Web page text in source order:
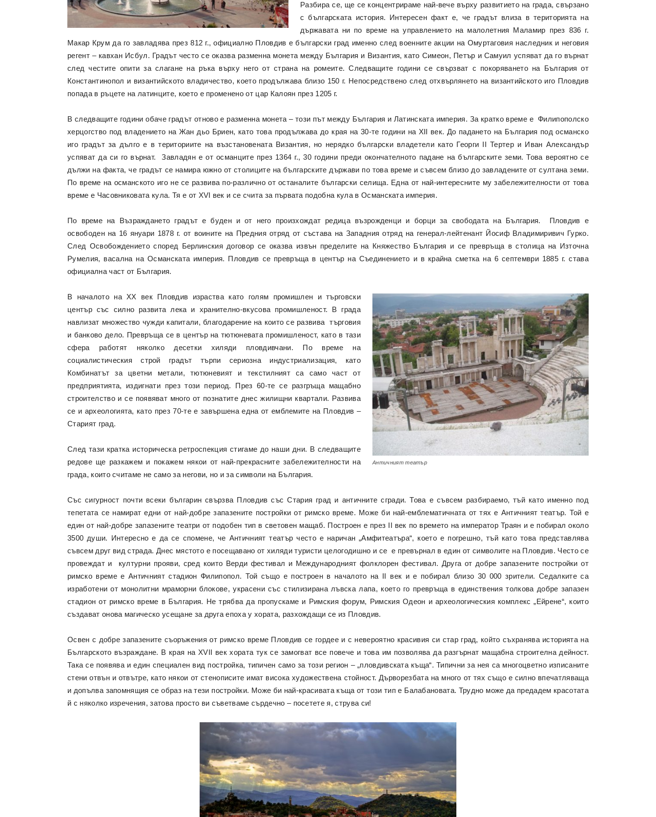
Разбира се, ще се концентрираме най-вече върху развитието на града, свързано
с българската история. Интересен факт е, че градът влиза в територията на
държавата ни по време на управлението на малолетния Маламир през 836 г.
Макар Крум да го завладява през 812 г., официално Пловдив е български град именно след военните акции на Омуртаговия наследник и неговия
регент – кавхан Исбул. Градът често се оказва разменна монета между България и Византия, като Симеон, Петър и Самуил успяват да го върнат
след честите опити за слагане на ръка върху него от страна на ромеите. Следващите години се свързват с покоряването на България от
Константинопол и византийското владичество, което продължава близо 150 г. Непосредствено след отхвърлянето на византийското иго Пловдив
попада в ръцете на латинците, което е променено от цар Калоян през 1205 г.
В следващите години обаче градът отново е разменна монета – този път между България и Латинската империя. За кратко време е Филипополско
херцогство под владението на Жан дьо Бриен, като това продължава до края на 30-те години на XII век. До падането на България под османско
иго градът за дълго е в териториите на възстановената Византия, но нерядко български владетели като Георги II Тертер и Иван Александър
успяват да си го върнат. Завладян е от османците през 1364 г., 30 години преди окончателното падане на българските земи. Това вероятно се
дължи на факта, че градът се намира южно от столиците на българските държави по това време и съвсем близо до завладените от султана земи.
По време на османското иго не се развива по-различно от останалите български селища. Една от най-интересните му забележителности от това
време е Часовниковата кула. Тя е от XVI век и се счита за първата подобна кула в Османската империя.
По време на Възраждането градът е буден и от него произхождат редица възрожденци и борци за свободата на България. Пловдив е
освободен на 16 януари 1878 г. от воините на Предния отряд от състава на Западния отряд на генерал-лейтенант Йосиф Владимиривич Гурко.
След Освобождението според Берлинския договор се оказва извън пределите на Княжество България и се превръща в столица на Източна
Румелия, васална на Османската империя. Пловдив се превръща в център на Съединението и в крайна сметка на 6 септември 1885 г. става
официална част от България.
Античният театър
В началото на ХХ век Пловдив израства като голям промишлен и търговски
център със силно развита лека и хранително-вкусова промишленост. В града
навлизат множество чужди капитали, благодарение на които се развива търговия
и банково дело. Превръща се в център на тютюневата промишленост, като в тази
сфера работят няколко десетки хиляди пловдивчани. По време на
социалистическия строй градът търпи сериозна индустриализация, като
Комбинатът за цветни метали, тютюневият и текстилният са само част от
предприятията, издигнати през този период. През 60-те се разгръща мащабно
строителство и се появяват много от познатите днес жилищни квартали. Развива
се и археологията, като през 70-те е завършена една от емблемите на Пловдив –
Старият град.
След тази кратка историческа ретроспекция стигаме до наши дни. В следващите
редове ще разкажем и покажем някои от най-прекрасните забележителности на
града, които считаме не само за негови, но и за символи на България.
Със сигурност почти всеки българин свързва Пловдив със Стария град и античните сгради. Това е съвсем разбираемо, тъй като именно под
тепетата се намират едни от най-добре запазените постройки от римско време. Може би най-емблематичната от тях е Античният театър. Той е
един от най-добре запазените театри от подобен тип в световен мащаб. Построен е през II век по времето на император Траян и е побирал около
3500 души. Интересно е да се спомене, че Античният театър често е наричан „Амфитеатъра“, което е погрешно, тъй като това представлява
съвсем друг вид страда. Днес мястото е посещавано от хиляди туристи целогодишно и се е превърнал в един от символите на Пловдив. Често се
провеждат и културни прояви, сред които Верди фестивал и Международният фолклорен фестивал. Друга от добре запазените постройки от
римско време е Античният стадион Филипопол. Той също е построен в началото на II век и е побирал близо 30 000 зрители. Седалките са
изработени от монолитни мраморни блокове, украсени със стилизирана лъвска лапа, което го превръща в единствения толкова добре запазен
стадион от римско време в България. Не трябва да пропускаме и Римския форум, Римския Одеон и археологическия комплекс „Ейрене“, които
създават онова магическо усещане за друга епоха у хората, разхождащи се из Пловдив.
Освен с добре запазените съоръжения от римско време Пловдив се гордее и с невероятно красивия си стар град, който съхранява историята на
Българското възраждане. В края на XVII век хората тук се замогват все повече и това им позволява да разгърнат мащабна строителна дейност.
Така се появява и един специален вид постройка, типичен само за този регион – „пловдивската къща“. Типични за нея са многоцветно изписаните
стени отвън и отвътре, като някои от стенописите имат висока художествена стойност. Дърворезбата на много от тях също е силно впечатляваща
и допълва запомнящия се образ на тези постройки. Може би най-красивата къща от този тип е Балабановата. Трудно може да предадем красотата
й с няколко изречения, затова просто ви съветваме сърдечно – посетете я, струва си!